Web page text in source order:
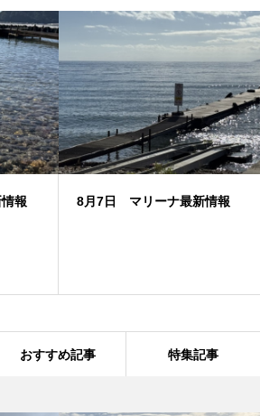
報 8月7日 マリーナ最新情報
おすすめ記事 特集記事